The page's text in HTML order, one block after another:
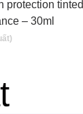
protection tinted
– 30ml